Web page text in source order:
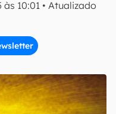
10:01 • Atualizado
com os Termos de
Canaltech.